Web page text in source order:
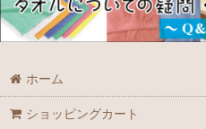
ホーム
ショッピングカート